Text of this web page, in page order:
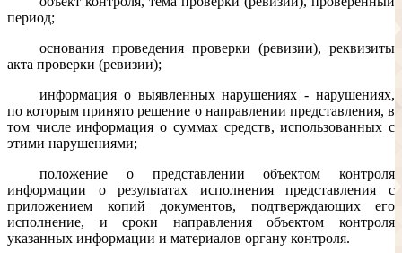
период;
основания проведения проверки (ревизии), реквизиты
акта проверки (ревизии);
информация о выявленных нарушениях - нарушениях,
по которым принято решение о направлении представления, в
том числе информация о суммах средств, использованных с
этими нарушениями;
положение о представлении объектом контроля
информации о результатах исполнения представления с
приложением копий документов, подтверждающих его
исполнение, и сроки направления объектом контроля
указанных информации и материалов органу контроля.